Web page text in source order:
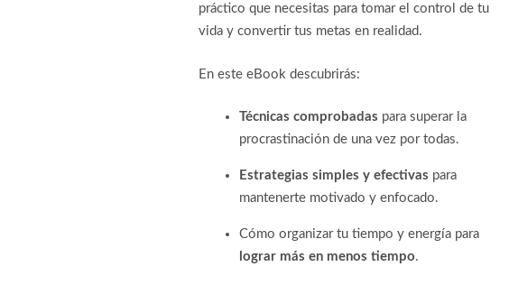
práctico que necesitas para tomar el control de tu
vida y convertir tus metas en realidad.
En este eBook descubrirás:
Técnicas comprobadas para superar la
procrastinación de una vez por todas.
Estrategias simples y efectivas para
mantenerte motivado y enfocado.
Cómo organizar tu tiempo y energía para
lograr más en menos tiempo.